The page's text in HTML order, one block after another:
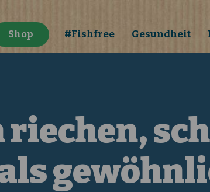
Shop #Fishfree Gesundheit
riechen,